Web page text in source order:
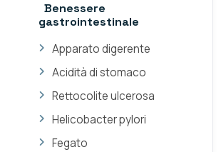
Benessere
gastrointestinale
Apparato digerente
Acidità di stomaco
Rettocolite ulcerosa
Helicobacter pylori
Fegato